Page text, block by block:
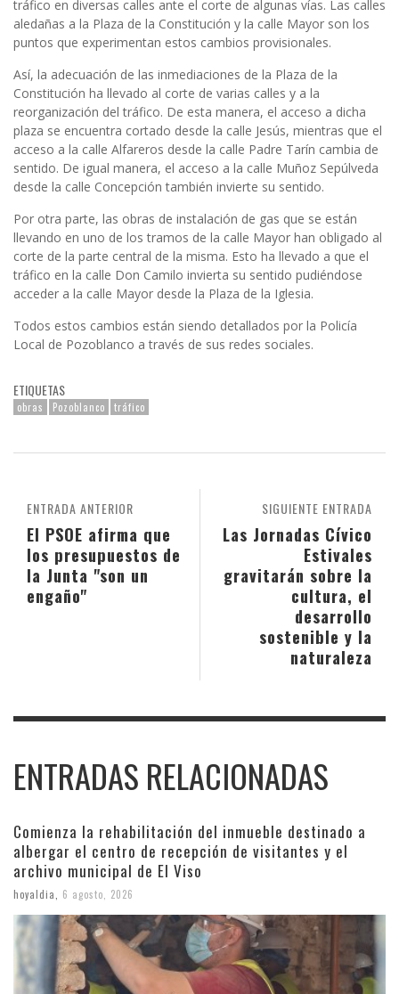
tráfico en diversas calles ante el corte de algunas vías. Las calles
aledañas a la Plaza de la Constitución y la calle Mayor son los
puntos que experimentan estos cambios provisionales.
Así, la adecuación de las inmediaciones de la Plaza de la
Constitución ha llevado al corte de varias calles y a la
reorganización del tráfico. De esta manera, el acceso a dicha
plaza se encuentra cortado desde la calle Jesús, mientras que el
acceso a la calle Alfareros desde la calle Padre Tarín cambia de
sentido. De igual manera, el acceso a la calle Muñoz Sepúlveda
desde la calle Concepción también invierte su sentido.
Por otra parte, las obras de instalación de gas que se están
llevando en uno de los tramos de la calle Mayor han obligado al
corte de la parte central de la misma. Esto ha llevado a que el
tráfico en la calle Don Camilo invierta su sentido pudiéndose
acceder a la calle Mayor desde la Plaza de la Iglesia.
Todos estos cambios están siendo detallados por la Policía
Local de Pozoblanco a través de sus redes sociales.
ETIQUETAS
obras Pozoblanco tráfico
SIGUIENTE ENTRADA
Las Jornadas Cívico
Estivales
gravitarán sobre la
cultura, el
desarrollo
sostenible y la
naturaleza
ENTRADA ANTERIOR
El PSOE afirma que
los presupuestos de
la Junta "son un
engaño"
ENTRADAS RELACIONADAS
Comienza la rehabilitación del inmueble destinado a
albergar el centro de recepción de visitantes y el
archivo municipal de El Viso
hoyaldia 6 agosto, 2026